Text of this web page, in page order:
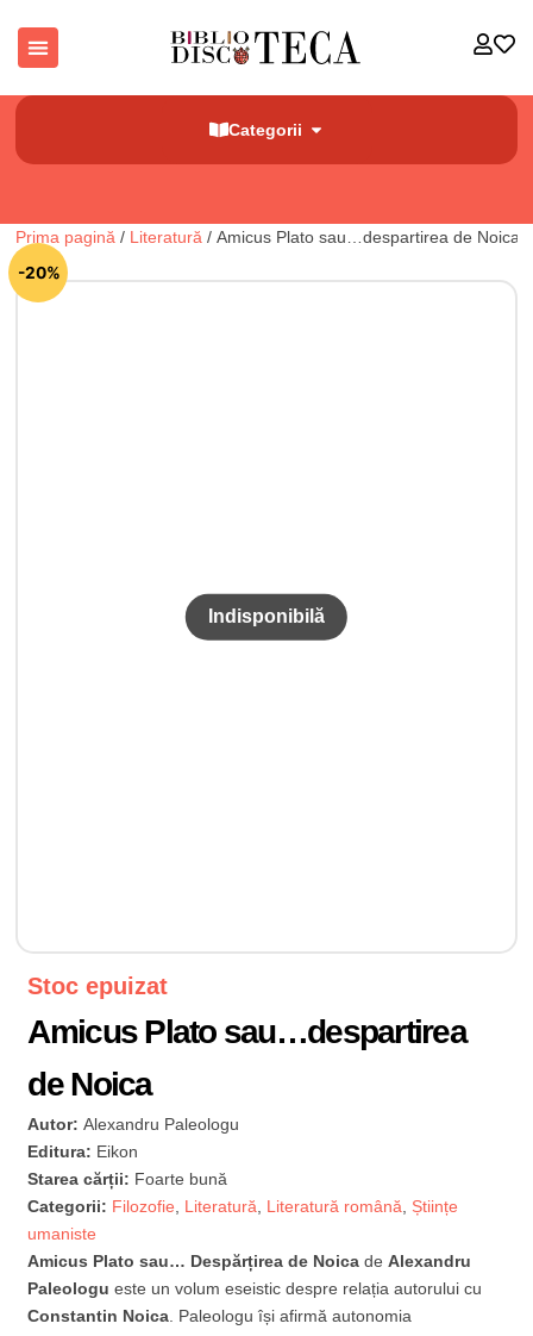
Categorii
Prima pagină / Literatură / Amicus Plato sau…despartirea de Noica
-20%
🔍
Stoc epuizat
Amicus Plato sau…despartirea
de Noica
Autor:Alexandru Paleologu
Editura: Eikon
Starea cărții: Foarte bună
Categorii: Filozofie, Literatură, Literatură română, Științe
umaniste
Amicus Plato sau… Despărțirea de Noica deAlexandru
Paleologu este un volum eseistic despre relația autorului cu
Constantin Noica. Paleologu își afirmă autonomia